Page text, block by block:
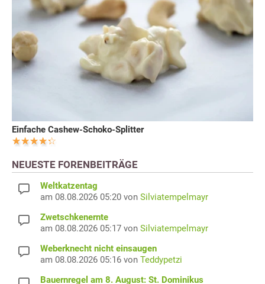
Einfache Cashew-Schoko-Splitter
NEUESTE FORENBEITRÄGE
Weltkatzentag
am 08.08.2026 05:20 von Silviatempelmayr
Zwetschkenernte
am 08.08.2026 05:17 von Silviatempelmayr
Weberknecht nicht einsaugen
am 08.08.2026 05:16 von Teddypetzi
Bauernregel am 8. August: St. Dominikus